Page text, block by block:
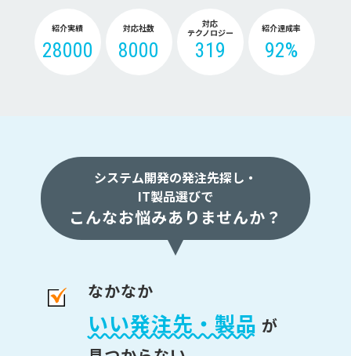
紹介実績
28000
対応社数
8000
対応
テクノロジー
319
紹介達成率
92%
システム開発の発注先探し・
IT製品選びで
こんなお悩みありませんか？
なかなか
いい発注先・製品 が